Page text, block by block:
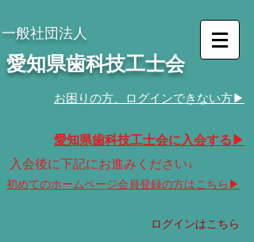
​一般社団法人
​愛知県歯科技工士会
​お困りの方、ログインできない方▶︎
​愛知県歯科技工士会に入会する▶︎
​入会後に下記にお進みください↓
​初めてのホームページ会員登録の方はこちら▶︎
ログインはこちら